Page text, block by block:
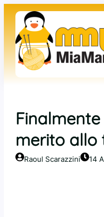
contenuto
merito allo
Raoul Scarazzini 14